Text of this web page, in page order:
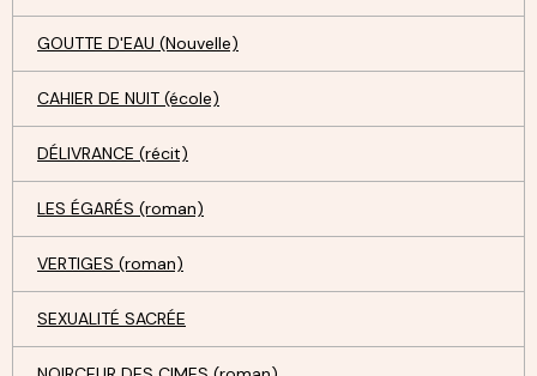
GOUTTE D'EAU (Nouvelle)
CAHIER DE NUIT (école)
DÉLIVRANCE (récit)
LES ÉGARÉS (roman)
VERTIGES (roman)
SEXUALITÉ SACRÉE